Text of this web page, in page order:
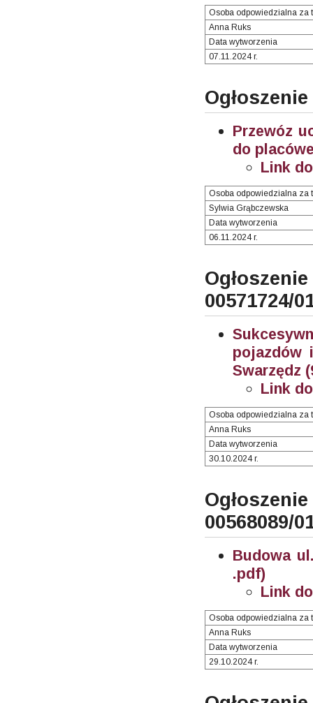
Osoba odpowiedzialna za
Anna Ruks
Data wytworzenia
07.11.2024 r.
Przewóz
do
Link
Osoba odpowiedzialna za
Sylwia Grąbczewska
Data wytworzenia
06.11.2024 r.
00571724/
pojazdów
Swarzędz
Link
Osoba odpowiedzialna za
Anna Ruks
Data wytworzenia
30.10.2024 r.
00568089/
Budowa
.pdf)
Link
Osoba odpowiedzialna za
Anna Ruks
Data wytworzenia
29.10.2024 r.